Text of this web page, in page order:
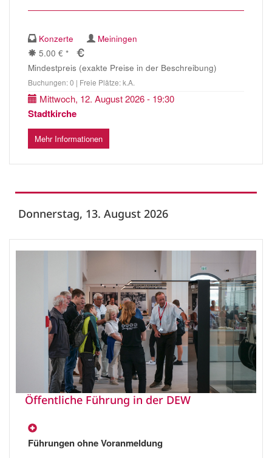
Konzerte
Meiningen
5.00 € *
Mindestpreis (exakte Preise in der Beschreibung)
Buchungen: 0 | Freie Plätze: k.A.
Mittwoch, 12. August 2026 - 19:30
Stadtkirche
Mehr Informationen
Donnerstag, 13. August 2026
Öffentliche Führung in der DEW
Führungen ohne Voranmeldung